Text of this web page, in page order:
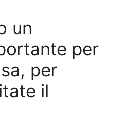
un
per
per
il